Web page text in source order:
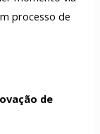
processo de
de